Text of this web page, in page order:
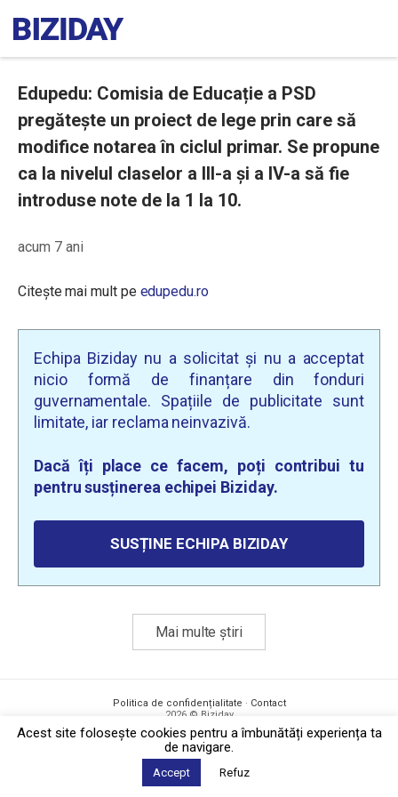
Edupedu: Comisia de Educație a PSD
pregătește un proiect de lege prin care să
modifice notarea în ciclul primar. Se propune
ca la nivelul claselor a III-a și a IV-a să fie
introduse note de la 1 la 10.
acum 7 ani
Citește mai mult pe edupedu.ro
Echipa Biziday nu a solicitat și nu a acceptat
nicio formă de finanțare din fonduri
guvernamentale. Spațiile de publicitate sunt
limitate, iar reclama neinvazivă.
Dacă îți place ce facem, poți contribui tu
pentru susținerea echipei Biziday.
SUSȚINE ECHIPA BIZIDAY
Mai multe știri
Politica de confidențialitate · Contact
2026 © Biziday
Acest site foloseşte cookies pentru a îmbunătăți experiența ta
de navigare.
Accept Refuz